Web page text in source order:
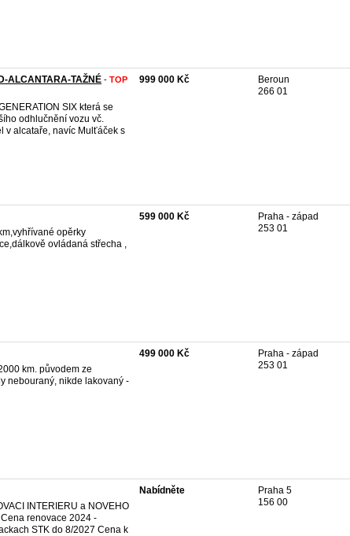
ALCANTARA-TAŽNÉ - TOP
SIX která se
odhlučnění vozu vč.
v alcataře, navíc Mulťáček s
999 000 Kč
Beroun
266 01
opěrky
ovládaná střecha ,
599 000 Kč
Praha - západ
253 01
km. původem ze
nebouraný, nikde lakovaný -
499 000 Kč
Praha - západ
253 01
INTERIERU a NOVEHO
renovace 2024 -
STK do 8/2027 Cena k
Nabídněte
Praha 5
156 00